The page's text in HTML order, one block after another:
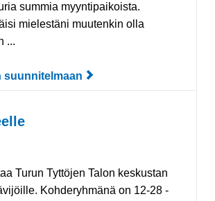
summia myyntipaikoista.
mielestäni muutenkin olla
...
suunnitelmaan
Turun Tyttöjen Talon keskustan
Kohderyhmänä on 12-28 -